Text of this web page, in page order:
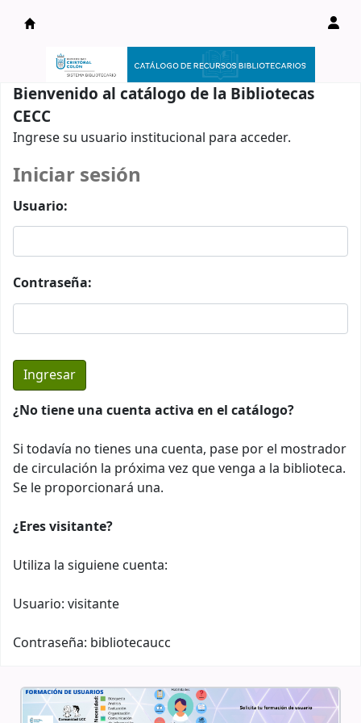
Catálogo en línea
Bienvenido al catálogo de la Bibliotecas
CECC
Ingrese su usuario institucional para acceder.
Iniciar sesión
Usuario:
Contraseña:
¿No tiene una cuenta activa en el catálogo?
Si todavía no tienes una cuenta, pase por el mostrador
de circulación la próxima vez que venga a la biblioteca.
Se le proporcionará una.
¿Eres visitante?
Utiliza la siguiene cuenta:
Usuario: visitante
Contraseña: bibliotecaucc